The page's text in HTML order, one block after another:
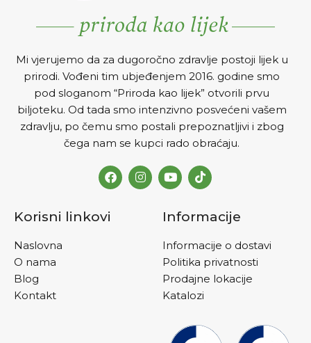
za sportiste, kao dio
prevencije povreda.
PRIMJENEJednu tabletu
dnevno rastvoriti u velikoj
čaši vode, poželjno je popiti
uveče, nakon večere. U
ciklusima od 40 dana ,
nekoliko puta godišnje
Mi vjerujemo da za dugoročno zdravlje postoji lijek u
prirodi. Vođeni tim ubjeđenjem 2016. godine smo
pod sloganom “Priroda kao lijek” otvorili prvu
biljoteku. Od tada smo intenzivno posvećeni vašem
zdravlju, po čemu smo postali prepoznatljivi i zbog
čega nam se kupci rado obraćaju.
Korisni linkovi
Naslovna
O nama
Blog
Kontakt
Informacije
Informacije o dostavi
Politika privatnosti
Prodajne lokacije
Katalozi